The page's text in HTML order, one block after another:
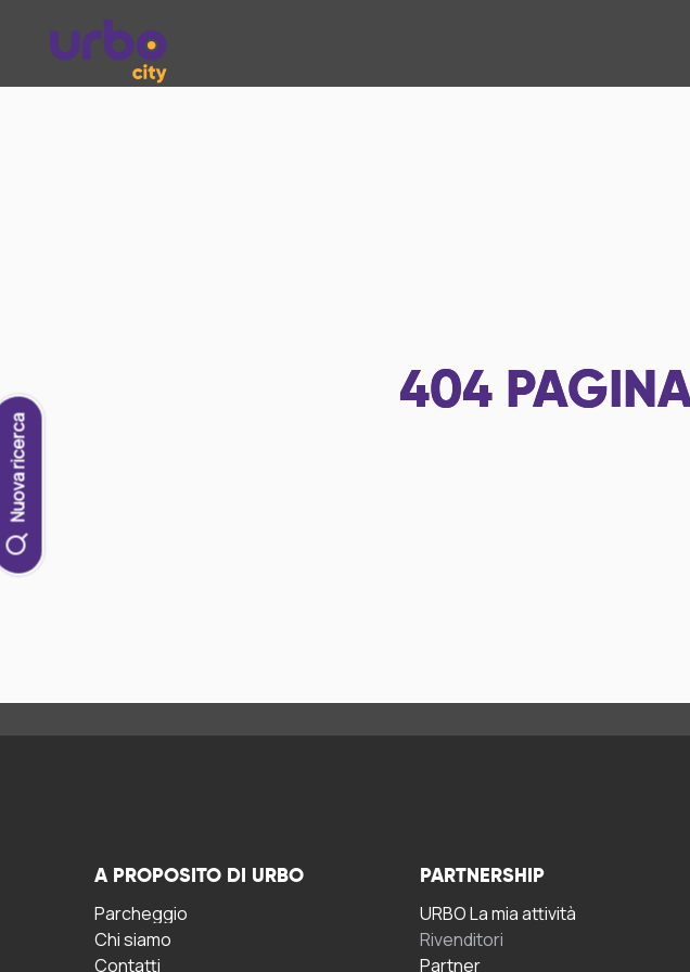
Nuova ricerca
404
A PROPOSITO DI URBO
Parcheggio
Chi siamo
Contatti
PARTNERSHIP
URBO La mia attività
Rivenditori
Partner